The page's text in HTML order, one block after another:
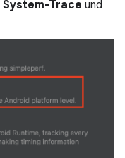
System-Trace und